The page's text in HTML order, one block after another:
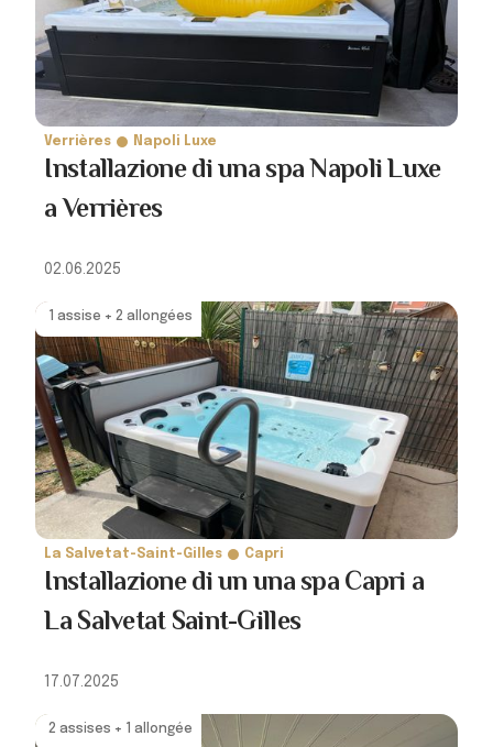
Verrières Napoli Luxe
Installazione di una spa Napoli Luxe
a Verrières
02.06.2025
1 assise + 2 allongées
La Salvetat-Saint-Gilles Capri
Installazione di un una spa Capri a
La Salvetat Saint-Gilles
17.07.2025
2 assises + 1 allongée